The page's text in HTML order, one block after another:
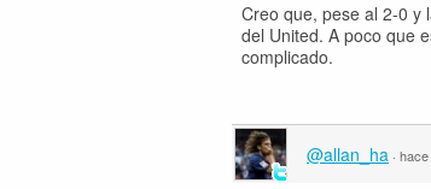
Creo que, pese al 2-0 y
del United. A poco que
complicado.
@allan_ha ·